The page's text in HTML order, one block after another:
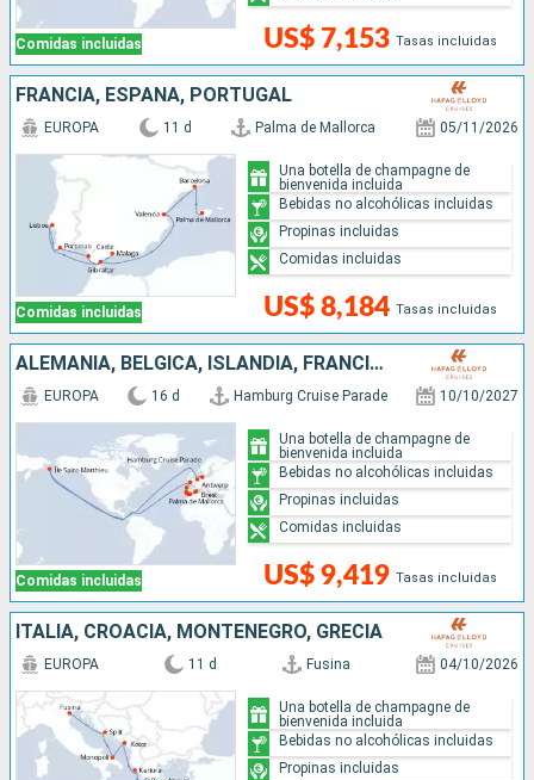
Comidas incluidas US$ 7,153 Tasas incluidas
FRANCIA, ESPAÑA, PORTUGAL
Comidas incluidas
EUROPA 11 d Palma de Mallorca 05/11/2026
US$ 8,184 Tasas incluidas
Una botella de champagne de
bienvenida incluida
Bebidas no alcohólicas incluidas
Propinas incluidas
Comidas incluidas
ALEMANIA, BÉLGICA, ISLANDIA, FRANCIA, PORTUGAL, ESPAÑA
Comidas incluidas
EUROPA 16 d Hamburg Cruise Parade 10/10/2027
US$ 9,419 Tasas incluidas
Una botella de champagne de
bienvenida incluida
Bebidas no alcohólicas incluidas
Propinas incluidas
Comidas incluidas
ITALIA, CROACIA, MONTENEGRO, GRECIA
EUROPA 11 d Fusina 04/10/2026
Una botella de champagne de
bienvenida incluida
Bebidas no alcohólicas incluidas
Propinas incluidas